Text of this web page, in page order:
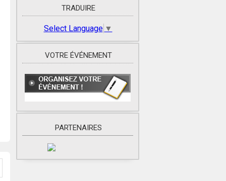
TRADUIRE
Select Language ▼
VOTRE ÉVÉNEMENT
PARTENAIRES